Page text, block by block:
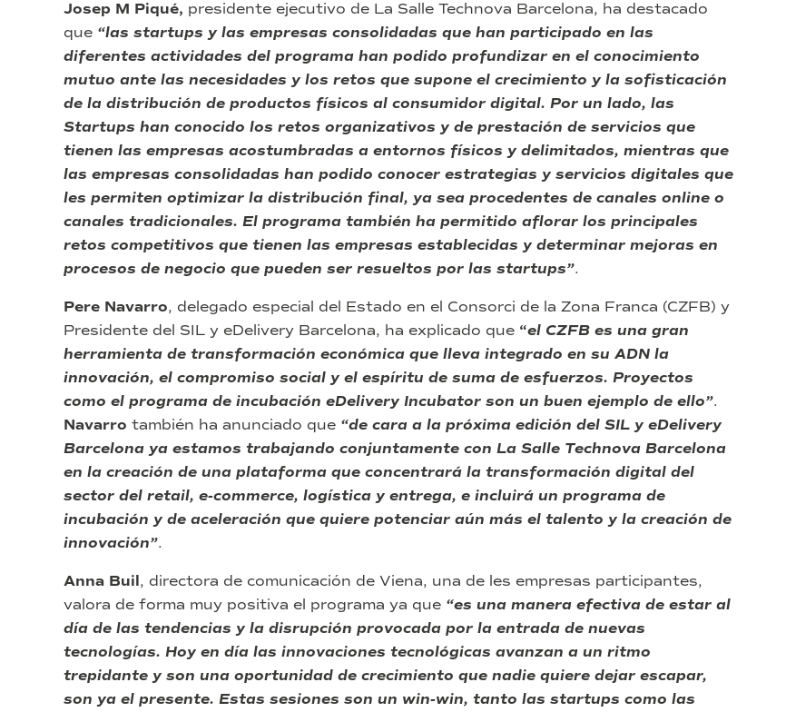
Josep M Piqué, presidente ejecutivo de La Salle Technova Barcelona, ha destacado
que “las startups y las empresas consolidadas que han participado en las
diferentes actividades del programa han podido profundizar en el conocimiento
mutuo ante las necesidades y los retos que supone el crecimiento y la sofisticación
de la distribución de productos físicos al consumidor digital. Por un lado, las
Startups han conocido los retos organizativos y de prestación de servicios que
tienen las empresas acostumbradas a entornos físicos y delimitados, mientras que
las empresas consolidadas han podido conocer estrategias y servicios digitales que
les permiten optimizar la distribución final, ya sea procedentes de canales online o
canales tradicionales. El programa también ha permitido aflorar los principales
retos competitivos que tienen las empresas establecidas y determinar mejoras en
procesos de negocio que pueden ser resueltos por las startups”.
Pere Navarro, delegado especial del Estado en el Consorci de la Zona Franca (CZFB) y
Presidente del SIL y eDelivery Barcelona, ​​ha explicado que “el CZFB es una gran
herramienta de transformación económica que lleva integrado en su ADN la
innovación, el compromiso social y el espíritu de suma de esfuerzos. Proyectos
como el programa de incubación eDelivery Incubator son un buen ejemplo de ello”.
Navarro también ha anunciado que “de cara a la próxima edición del SIL y eDelivery
Barcelona ya estamos trabajando conjuntamente con La Salle Technova Barcelona
en la creación de una plataforma que concentrará la transformación digital del
sector del retail, e-commerce, logística y entrega, e incluirá un programa de
incubación y de aceleración que quiere potenciar aún más el talento y la creación de
innovación”.
Anna Buil, directora de comunicación de Viena, una de les empresas participantes,
valora de forma muy positiva el programa ya que “es una manera efectiva de estar al
día de las tendencias y la disrupción provocada por la entrada de nuevas
tecnologías. Hoy en día las innovaciones tecnológicas avanzan a un ritmo
trepidante y son una oportunidad de crecimiento que nadie quiere dejar escapar,
son ya el presente. Estas sesiones son un win-win, tanto las startups como las